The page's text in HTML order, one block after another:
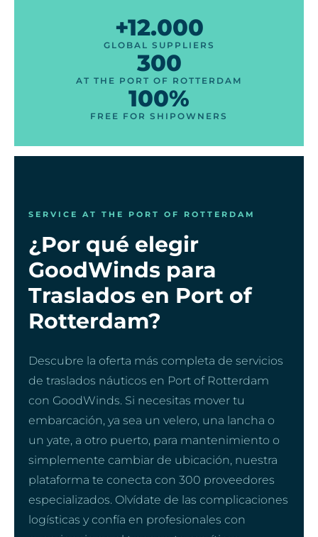
+12.000
GLOBAL SUPPLIERS
300
AT THE PORT OF ROTTERDAM
100%
FREE FOR SHIPOWNERS
SERVICE AT THE PORT OF ROTTERDAM
¿Por qué elegir
GoodWinds para
Traslados en Port of
Rotterdam?
Descubre la oferta más completa de servicios
de traslados náuticos en Port of Rotterdam
con GoodWinds. Si necesitas mover tu
embarcación, ya sea un velero, una lancha o
un yate, a otro puerto, para mantenimiento o
simplemente cambiar de ubicación, nuestra
plataforma te conecta con 300 proveedores
especializados. Olvídate de las complicaciones
logísticas y confía en profesionales con